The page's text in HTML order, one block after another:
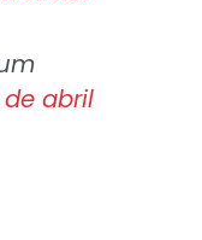
de abril